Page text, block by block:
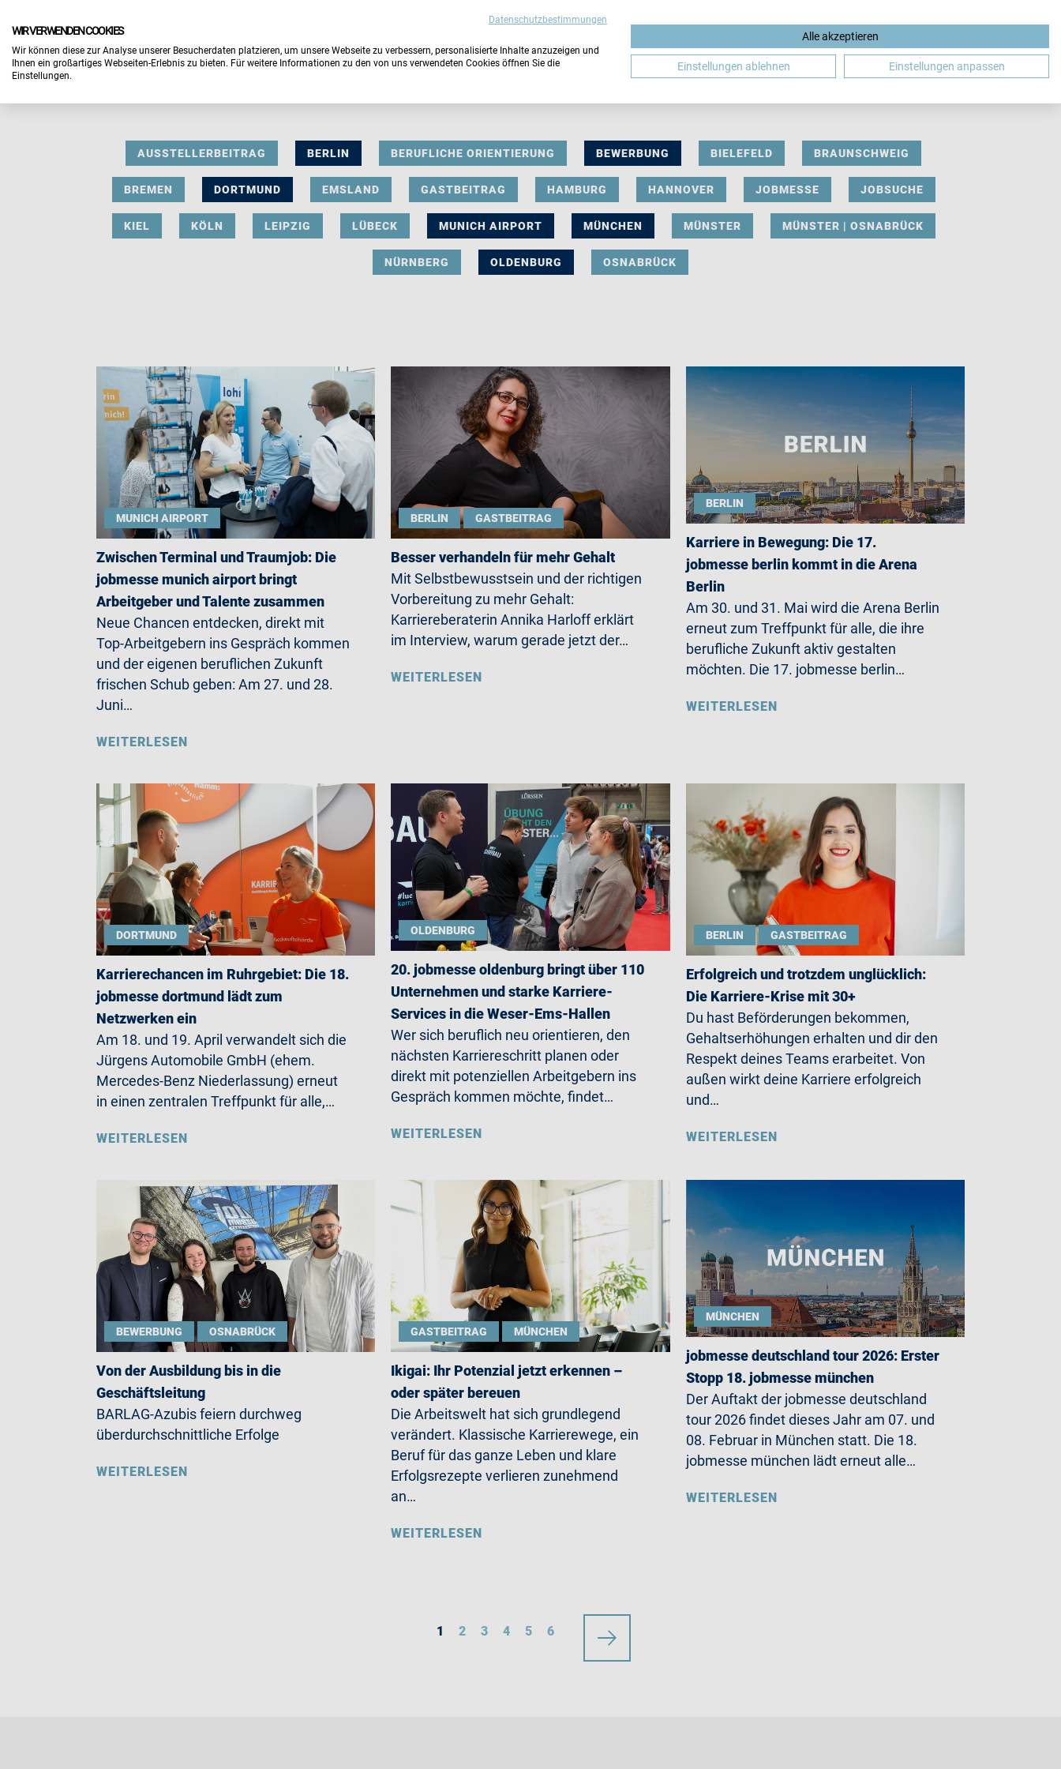
DE
AUSSTELLERBEITRAG BERLIN BERUFLICHE ORIENTIERUNG BEWERBUNG BIELEFELD BRAUNSCHWEIG
BREMEN DORTMUND EMSLAND GASTBEITRAG HAMBURG HANNOVER JOBMESSE JOBSUCHE
KIEL KÖLN LEIPZIG LÜBECK MUNICH AIRPORT MÜNCHEN MÜNSTER MÜNSTER | OSNABRÜCK
NÜRNBERG OLDENBURG OSNABRÜCK
MUNICH AIRPORT
Zwischen Terminal und Traumjob: Die
jobmesse munich airport bringt
Arbeitgeber und Talente zusammen
Neue Chancen entdecken, direkt mit
Top-Arbeitgebern ins Gespräch kommen
und der eigenen beruflichen Zukunft
frischen Schub geben: Am 27. und 28.
Juni…
WEITERLESEN
BERLIN GASTBEITRAG
Besser verhandeln für mehr Gehalt
Mit Selbstbewusstsein und der richtigen
Vorbereitung zu mehr Gehalt:
Karriereberaterin Annika Harloff erklärt
im Interview, warum gerade jetzt der…
WEITERLESEN
BERLIN
Karriere in Bewegung: Die 17.
jobmesse berlin kommt in die Arena
Berlin
Am 30. und 31. Mai wird die Arena Berlin
erneut zum Treffpunkt für alle, die ihre
berufliche Zukunft aktiv gestalten
möchten. Die 17. jobmesse berlin…
WEITERLESEN
DORTMUND
Karrierechancen im Ruhrgebiet: Die 18.
jobmesse dortmund lädt zum
Netzwerken ein
Am 18. und 19. April verwandelt sich die
Jürgens Automobile GmbH (ehem.
Mercedes-Benz Niederlassung) erneut
in einen zentralen Treffpunkt für alle,…
WEITERLESEN
OLDENBURG
20. jobmesse oldenburg bringt über 110
Unternehmen und starke Karriere-
Services in die Weser-Ems-Hallen
Wer sich beruflich neu orientieren, den
nächsten Karriereschritt planen oder
direkt mit potenziellen Arbeitgebern ins
Gespräch kommen möchte, findet…
WEITERLESEN
BERLIN GASTBEITRAG
Erfolgreich und trotzdem unglücklich:
Die Karriere-Krise mit 30+
Du hast Beförderungen bekommen,
Gehaltserhöhungen erhalten und dir den
Respekt deines Teams erarbeitet. Von
außen wirkt deine Karriere erfolgreich
und…
WEITERLESEN
BEWERBUNG OSNABRÜCK
Von der Ausbildung bis in die
Geschäftsleitung
BARLAG-Azubis feiern durchweg
überdurchschnittliche Erfolge
WEITERLESEN
GASTBEITRAG MÜNCHEN
Ikigai: Ihr Potenzial jetzt erkennen –
oder später bereuen
Die Arbeitswelt hat sich grundlegend
verändert. Klassische Karrierewege, ein
Beruf für das ganze Leben und klare
Erfolgsrezepte verlieren zunehmend
an…
WEITERLESEN
MÜNCHEN
jobmesse deutschland tour 2026: Erster
Stopp 18. jobmesse münchen
Der Auftakt der jobmesse deutschland
tour 2026 findet dieses Jahr am 07. und
08. Februar in München statt. Die 18.
jobmesse münchen lädt erneut alle…
WEITERLESEN
1 2 3 4 5 6
Datenschutzbestimmungen
WIR VERWENDEN COOKIES
Wir können diese zur Analyse unserer Besucherdaten platzieren, um unsere Webseite zu verbessern, personalisierte Inhalte anzuzeigen und
Ihnen ein großartiges Webseiten-Erlebnis zu bieten. Für weitere Informationen zu den von uns verwendeten Cookies öffnen Sie die
Einstellungen.
Alle akzeptieren
Einstellungen ablehnen Einstellungen anpassen